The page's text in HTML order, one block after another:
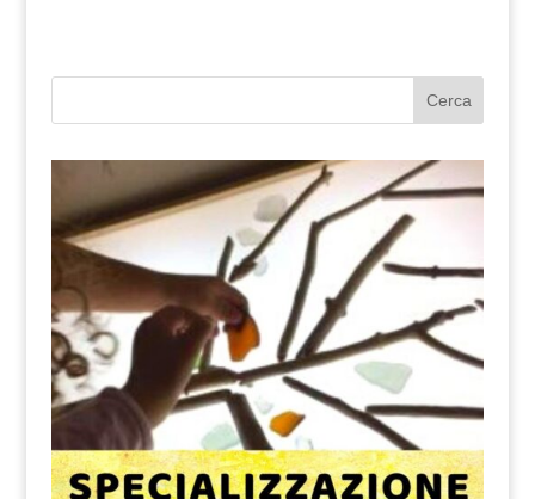
Cerca